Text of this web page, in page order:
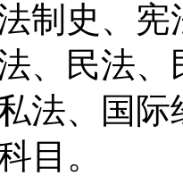
制史、
、民法
法、国
目。